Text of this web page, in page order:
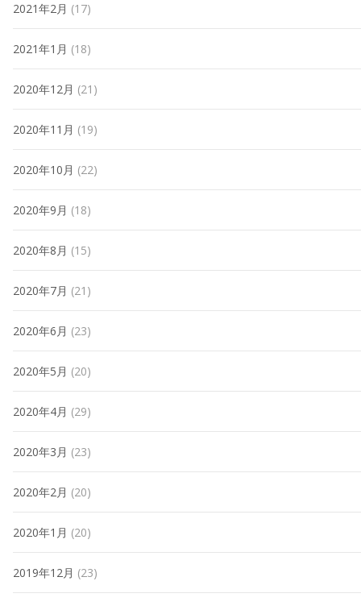
2021年2月 (17)
2021年1月 (18)
2020年12月 (21)
2020年11月 (19)
2020年10月 (22)
2020年9月 (18)
2020年8月 (15)
2020年7月 (21)
2020年6月 (23)
2020年5月 (20)
2020年4月 (29)
2020年3月 (23)
2020年2月 (20)
2020年1月 (20)
2019年12月 (23)